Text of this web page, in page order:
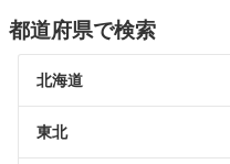
都道府県で検索
北海道
東北